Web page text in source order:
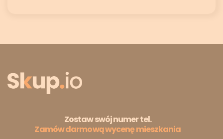
Zostaw swój numer tel.
Zamów darmową wycenę mieszkania